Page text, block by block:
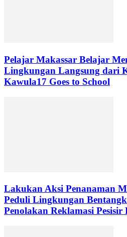
Pelajar Makassar Belajar
Lingkungan Langsung dari
Kawula17 Goes to School
Lakukan Aksi Penanaman
Peduli Lingkungan
Penolakan Reklamasi